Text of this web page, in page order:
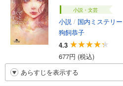
小説・文芸
小説 / 国内ミステリー
狗飼恭子
4.3
677円 (税込)
あらすじを表示する